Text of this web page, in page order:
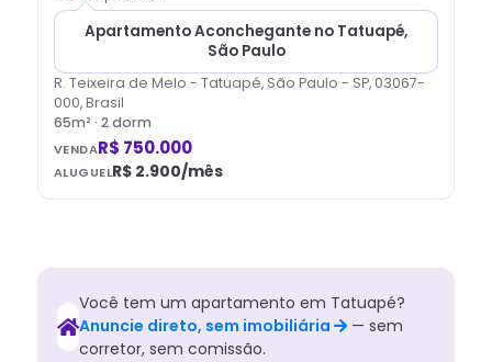
Apartamento Aconchegante no Tatuapé,
São Paulo
R. Teixeira de Melo - Tatuapé, São Paulo - SP, 03067-
000, Brasil
65m² · 2dorm
VENDAR$ 750.000
ALUGUELR$ 2.900/mês
Você tem um apartamento em Tatuapé?
Anuncie direto, sem imobiliária
— sem
corretor, sem comissão.